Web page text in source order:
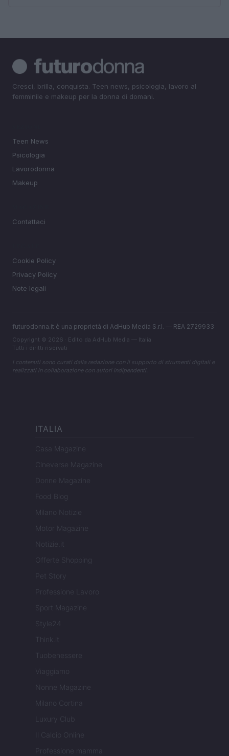
Cresci, brilla, conquista. Teen news, psicologia, lavoro al
femminile e makeup per la donna di domani.
Teen News
Psicologia
Lavorodonna
Makeup
Contattaci
Cookie Policy
Privacy Policy
Note legali
futurodonna.it è una proprietà di AdHub Media S.r.l. — REA 2729933
Copyright © 2026 · Edito da AdHub Media — Italia
Tutti i diritti riservati
I contenuti sono curati dalla redazione con il supporto di strumenti digitali e
realizzati in collaborazione con autori indipendenti.
ITALIA
Casa Magazine
Cineverse Magazine
Donne Magazine
Food Blog
Milano Notizie
Motor Magazine
Notizie.it
Offerte Shopping
Pet Story
Professione Lavoro
Sport Magazine
Style24
Think.it
Tuobenessere
Viaggiamo
Nonne Magazine
Milano Cortina
Luxury Club
Il Calcio Online
Professione mamma